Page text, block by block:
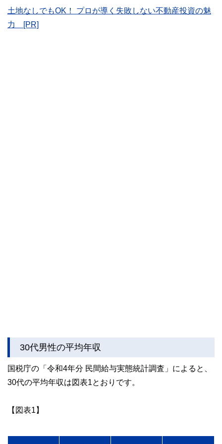
ど150名以上の有資格者を執筆者・監修者として迎え、むず
土地なしでもOK！ プロが導く失敗しない不動産投資の魅
力 [PR]
30代男性の平均年収
国税庁の「令和4年分 民間給与実態統計調査」によると、
30代の平均年収は図表1とおりです。
【図表1】